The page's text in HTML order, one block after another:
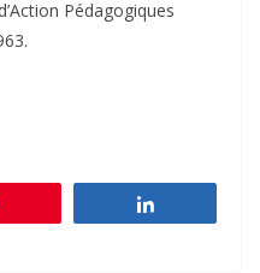
Pédagogiques